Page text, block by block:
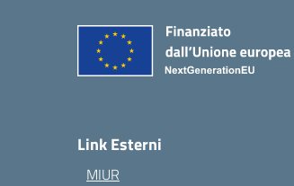
Link Esterni
MIUR